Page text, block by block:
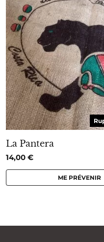
La Pantera
14,00 €
ME PRÉVENIR